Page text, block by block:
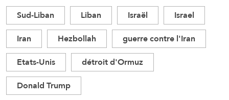
Sud-Liban Liban Israël
Israel
Iran
Hezbollah
guerre contre l'Iran
Etats-Unis
détroit d'Ormuz
Donald Trump